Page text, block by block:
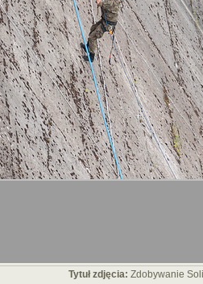
Tytuł zdjęcia: Zdobywanie